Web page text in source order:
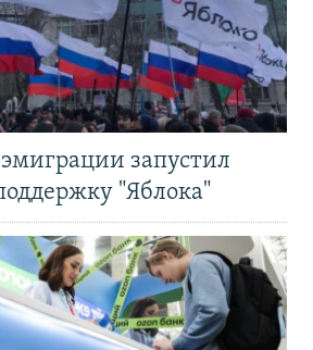
запустил
"Яблока"